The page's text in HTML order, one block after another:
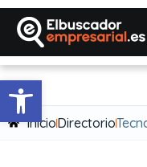
Abrir barra de
InicioDirectorio